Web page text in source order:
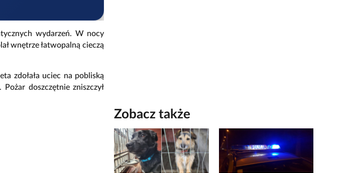
wydarzeń. W nocy
wnętrze łatwopalną cieczą
zdołała uciec na pobliską
doszczętnie zniszczył
Zobacz także